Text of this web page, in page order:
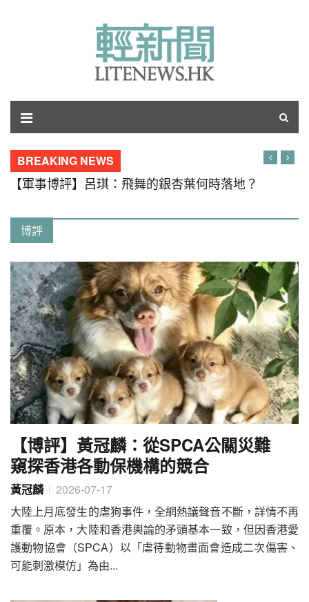
BREAKING NEWS
【軍事博評】呂琪：飛舞的銀杏葉何時落地？
博評
【博評】黃冠麟：從SPCA公關災難
窺探香港各動保機構的競合
黃冠麟
2026-07-17
大陸上月底發生的虐狗事件，全網熱議聲音不斷，詳情不再
重覆。原本，大陸和香港輿論的矛頭基本一致，但因香港愛
護動物協會（SPCA）以「虐待動物畫面會造成二次傷害、
可能刺激模仿」為由...